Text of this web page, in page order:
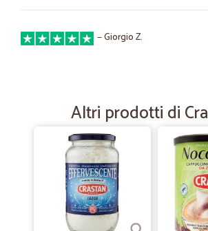
—Giorgio Z.
— Mario B.
Ottima esperienza
Comunicazione puntule e precisa da parte
tempestivo e veloce.
—Carmela F.
Altri prodotti di